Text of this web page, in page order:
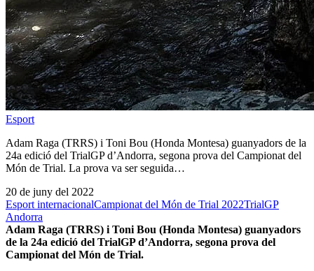
Esport
Adam Raga (TRRS) i Toni Bou (Honda Montesa) guanyadors de la
24a edició del TrialGP d’Andorra, segona prova del Campionat del
Món de Trial. La prova va ser seguida…
20 de juny del 2022
Esport internacionalCampionat del Món de Trial 2022TrialGP
Andorra
Adam Raga (TRRS) i Toni Bou (Honda Montesa) guanyadors
de la 24a edició del TrialGP d’Andorra, segona prova del
Campionat del Món de Trial.